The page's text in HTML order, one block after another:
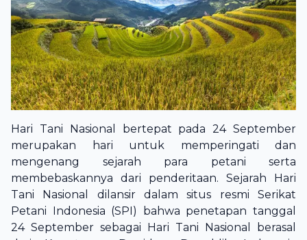
Hari Tani Nasional bertepat pada 24 September
merupakan hari untuk memperingati dan
mengenang sejarah para petani serta
membebaskannya dari penderitaan. Sejarah Hari
Tani Nasional dilansir dalam situs resmi Serikat
Petani Indonesia (SPI) bahwa penetapan tanggal
24 September sebagai Hari Tani Nasional berasal